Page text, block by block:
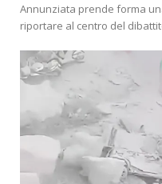
Annunziata prende forma
riportare al centro del